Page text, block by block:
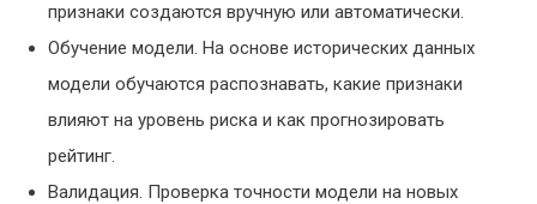
признаки создаются вручную или автоматически.
Обучение модели. На основе исторических данных
модели обучаются распознавать, какие признаки
влияют на уровень риска и как прогнозировать
рейтинг.
Валидация. Проверка точности модели на новых